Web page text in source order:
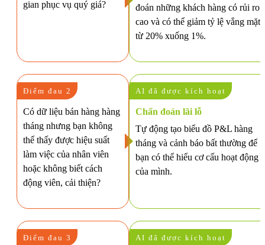
gian phục vụ quý giá?
đoán những khách hàng có rủi ro
cao và có thể giảm tỷ lệ vắng mặt
từ 20% xuống 1%.
Điểm đau 2
Có dữ liệu bán hàng hàng
tháng nhưng bạn không
thể thấy được hiệu suất
làm việc của nhân viên
hoặc không biết cách
động viên, cải thiện?
AI đã được kích hoạt
Chẩn đoán lãi lỗ
Tự động tạo biểu đồ P&L hàng
tháng và cảnh báo bất thường để
bạn có thể hiểu cơ cấu hoạt động
của mình.
Điểm đau 3 AI đã được kích hoạt